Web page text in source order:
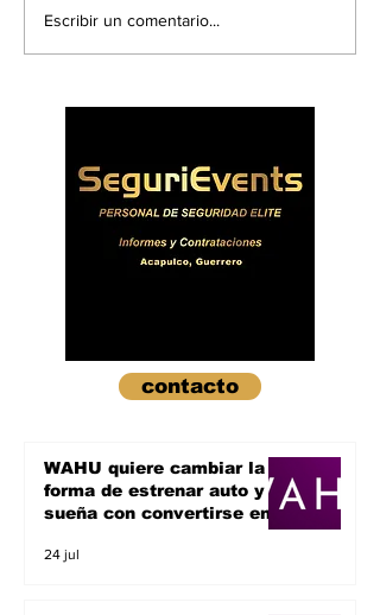
Tonic Fest 2025
Escribir un comentario...
contacto
WAHU quiere cambiar la
forma de estrenar auto y
sueña con convertirse en
24 jul